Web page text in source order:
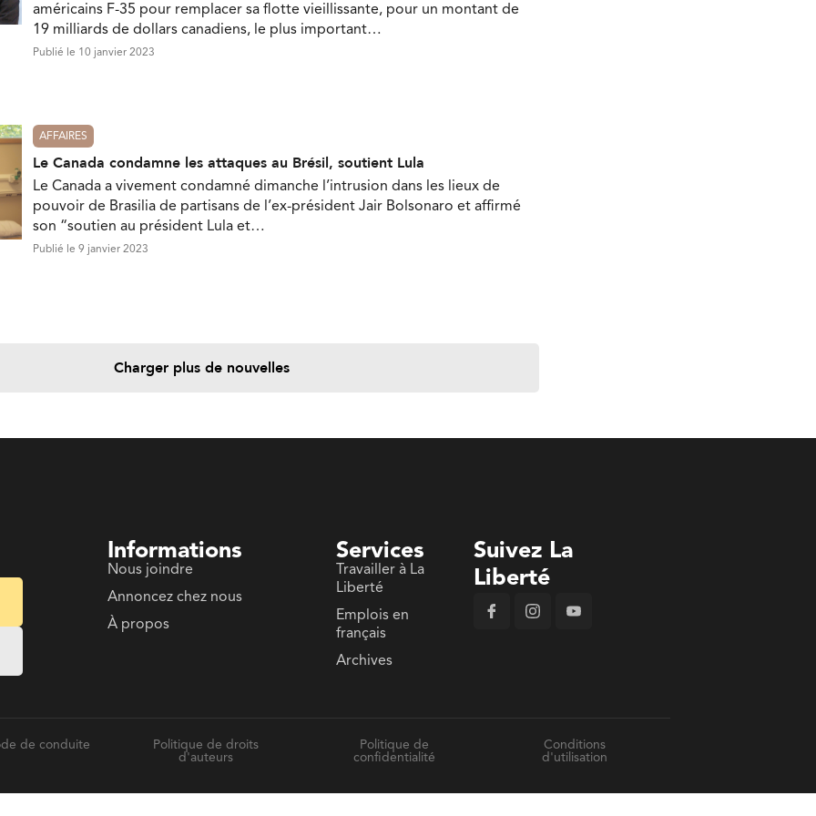
américains F-35 pour remplacer sa flotte vieillissante, pour un montant de
19 milliards de dollars canadiens, le plus important…
Publié le 10 janvier 2023
AFFAIRES
Le Canada condamne les attaques au Brésil, soutient Lula
Le Canada a vivement condamné dimanche l’intrusion dans les lieux de
pouvoir de Brasilia de partisans de l’ex-président Jair Bolsonaro et affirmé
son “soutien au président Lula et…
Publié le 9 janvier 2023
Charger plus de nouvelles
Informations
Nous joindre
Annoncez chez nous
À propos
Services
Travailler à La
Liberté
Emplois en
français
Archives
Suivez La
Liberté
de conduite
Politique de droits
d'auteurs
Politique de
confidentialité
Conditions
d'utilisation